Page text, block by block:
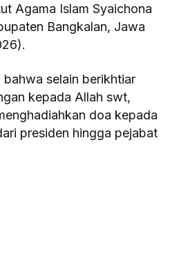
Agama Islam Syaichona
Bangkalan, Jawa
bahwa selain berikhtiar
kepada Allah swt,
doa kepada
presiden hingga pejabat